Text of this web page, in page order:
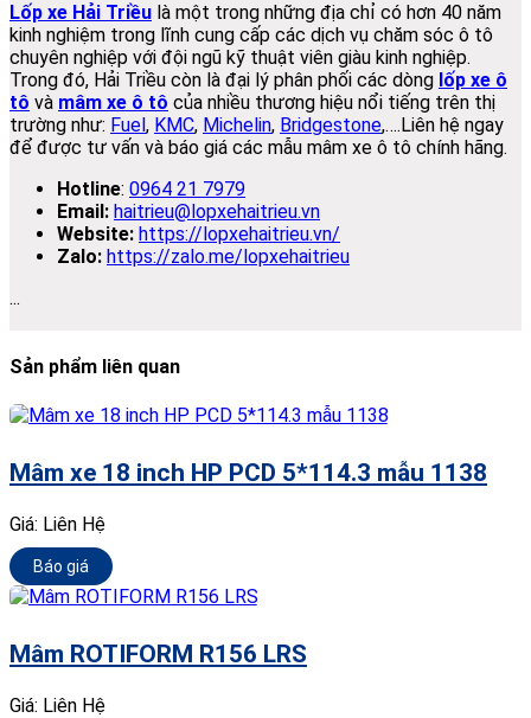
Lốp xe Hải Triều là một trong những địa chỉ có hơn 40 năm
kinh nghiệm trong lĩnh cung cấp các dịch vụ chăm sóc ô tô
chuyên nghiệp với đội ngũ kỹ thuật viên giàu kinh nghiệp.
Trong đó, Hải Triều còn là đại lý phân phối các dòng lốp xe ô
tô và mâm xe ô tô của nhiều thương hiệu nổi tiếng trên thị
trường như: Fuel , KMC, Michelin, Bridgestone,….Liên hệ ngay
để được tư vấn và báo giá các mẫu mâm xe ô tô chính hãng.
Hotline: 0964 21 7979
Email: haitrieu@lopxehaitrieu.vn
Website: https://lopxehaitrieu.vn/
Zalo: https://zalo.me/lopxehaitrieu
...
Sản phẩm liên quan
Mâm xe 18 inch HP PCD 5*114.3 mẫu 1138
Giá: Liên Hệ
Báo giá
Mâm ROTIFORM R156 LRS
Giá: Liên Hệ